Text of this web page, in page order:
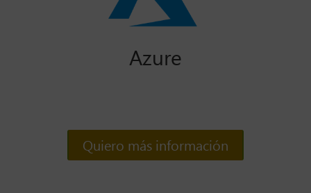
Azure
Quiero más información